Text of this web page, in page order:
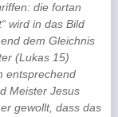
die fortan
wird in das Bild
dem Gleichnis
(Lukas 15)
entsprechend
Meister Jesus
gewollt, dass das